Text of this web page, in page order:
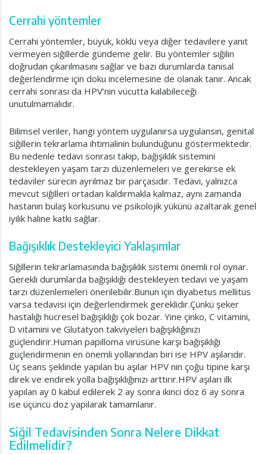
Cerrahi yöntemler
Cerrahi yöntemler, büyük, köklü veya diğer tedavilere yanıt
vermeyen siğillerde gündeme gelir. Bu yöntemler siğilin
doğrudan çıkarılmasını sağlar ve bazı durumlarda tanısal
değerlendirme için doku incelemesine de olanak tanır. Ancak
cerrahi sonrası da HPV’nin vücutta kalabileceği
unutulmamalıdır.
Bilimsel veriler, hangi yöntem uygulanırsa uygulansın, genital
siğillerin tekrarlama ihtimalinin bulunduğunu göstermektedir.
Bu nedenle tedavi sonrası takip, bağışıklık sistemini
destekleyen yaşam tarzı düzenlemeleri ve gerekirse ek
tedaviler sürecin ayrılmaz bir parçasıdır. Tedavi, yalnızca
mevcut siğilleri ortadan kaldırmakla kalmaz, aynı zamanda
hastanın bulaş korkusunu ve psikolojik yükünü azaltarak genel
iyilik haline katkı sağlar.
Bağışıklık Destekleyici Yaklaşımlar
Siğillerin tekrarlamasında bağışıklık sistemi önemli rol oynar.
Gerekli durumlarda bağışıklığı destekleyen tedavi ve yaşam
tarzı düzenlemeleri önerilebilir.Bunun için diyabetus mellitus
varsa tedavisi için değerlendirmek gereklidir.Çünkü şeker
hastalığı hücresel bağışıklığı çok bozar. Yine çinko, C vitamini,
D vitamini ve Glutatyon takviyeleri bağışıklığınızı
güçlendirir.Human papilloma virüsüne karşı bağışıklığı
güçlendirmenin en önemli yollarından biri ise HPV aşılarıdır.
Üç seans şeklinde yapılan bu aşılar HPV nin çoğu tipine karşı
direk ve endirek yolla bağışıklığınızı arttırır.HPV aşıları ilk
yapılan ay 0 kabul edilerek 2 ay sonra ikinci doz 6 ay sonra
ise üçüncü doz yapılarak tamamlanır.
Siğil Tedavisinden Sonra Nelere Dikkat
Edilmelidir?